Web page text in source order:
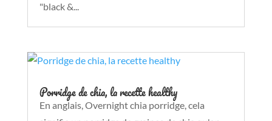
"black &...
Porridge de chia, la recette healthy
En anglais, Overnight chia porridge, cela